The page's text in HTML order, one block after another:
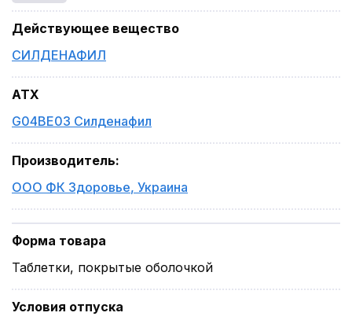
Действующее вещество
СИЛДЕНАФИЛ
ATX
G04BE03 Силденафил
Производитель:
ООО ФК Здоровье, Украина
Форма товара
Таблетки, покрытые оболочкой
Условия отпуска